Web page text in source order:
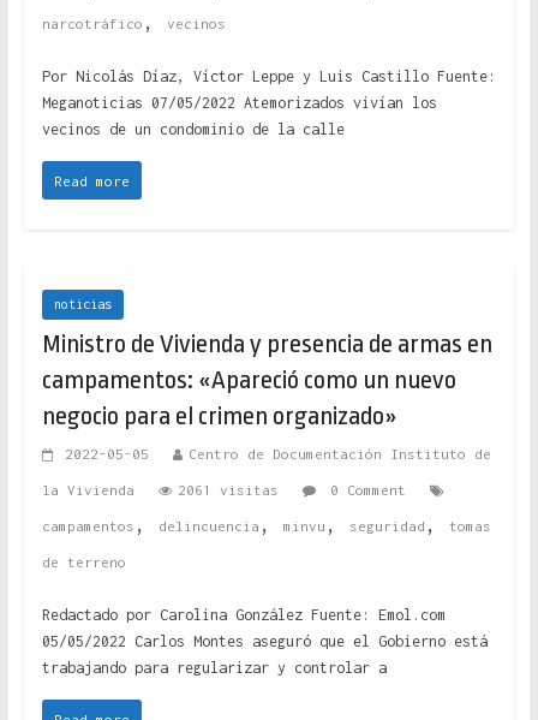
narcotráfico , vecinos
Por Nicolás Díaz, Víctor Leppe y Luis Castillo Fuente:
Meganoticias 07/05/2022 Atemorizados vivían los
vecinos de un condominio de la calle
Read more
noticias
Ministro de Vivienda y presencia de armas en
campamentos: «Apareció como un nuevo
negocio para el crimen organizado»
2022-05-05 Centro de Documentación Instituto de
la Vivienda 2061 visitas 0 Comment
campamentos , delincuencia , minvu , seguridad , tomas
de terreno
Redactado por Carolina González Fuente: Emol.com
05/05/2022 Carlos Montes aseguró que el Gobierno está
trabajando para regularizar y controlar a